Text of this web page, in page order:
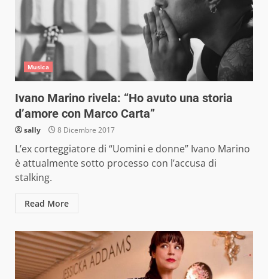
Musica
Ivano Marino rivela: “Ho avuto una storia
d’amore con Marco Carta”
sally 8 Dicembre 2017
L’ex corteggiatore di “Uomini e donne” Ivano Marino
è attualmente sotto processo con l’accusa di
stalking.
Read More